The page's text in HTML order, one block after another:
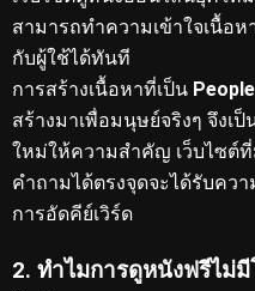
สามารถทำความเข้าใจเนื้อ
กับผู้ใช้ได้ทันที
การสร้างเนื้อหาที่เป็น
สร้างมาเพื่อมนุษย์จริงๆ จึงเ
ใหม่ให้ความสำคัญ เว็บไซต์
คำถามได้ตรงจุดจะได้รับควา
การอัดคีย์เวิร์ด
2. ทำไมการดูหนังฟรีไม่